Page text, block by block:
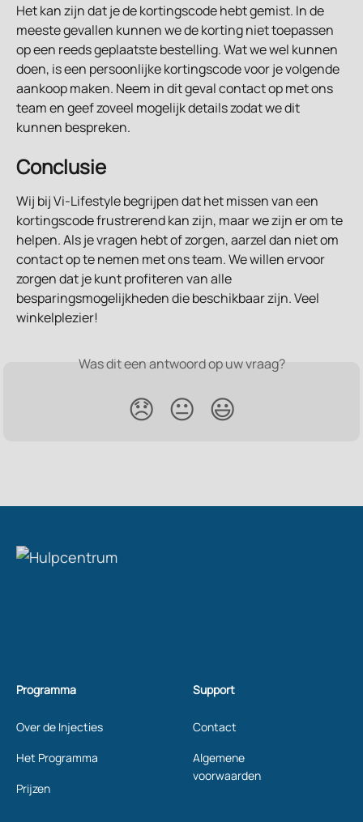
Het kan zijn dat je de kortingscode hebt gemist. In de
meeste gevallen kunnen we de korting niet toepassen
op een reeds geplaatste bestelling. Wat we wel kunnen
doen, is een persoonlijke kortingscode voor je volgende
aankoop maken. Neem in dit geval contact op met ons
team en geef zoveel mogelijk details zodat we dit
kunnen bespreken.
Conclusie
Wij bij Vi-Lifestyle begrijpen dat het missen van een
kortingscode frustrerend kan zijn, maar we zijn er om te
helpen. Als je vragen hebt of zorgen, aarzel dan niet om
contact op te nemen met ons team. We willen ervoor
zorgen dat je kunt profiteren van alle
besparingsmogelijkheden die beschikbaar zijn. Veel
winkelplezier!
Was dit een antwoord op uw vraag?
😞 😐 😃
Programma
Over de Injecties
Het Programma
Prijzen
Support
Contact
Algemene
voorwaarden